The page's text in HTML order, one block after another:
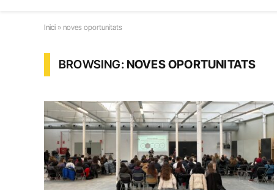
Inici » noves oportunitats
BROWSING:NOVES OPORTUNITATS